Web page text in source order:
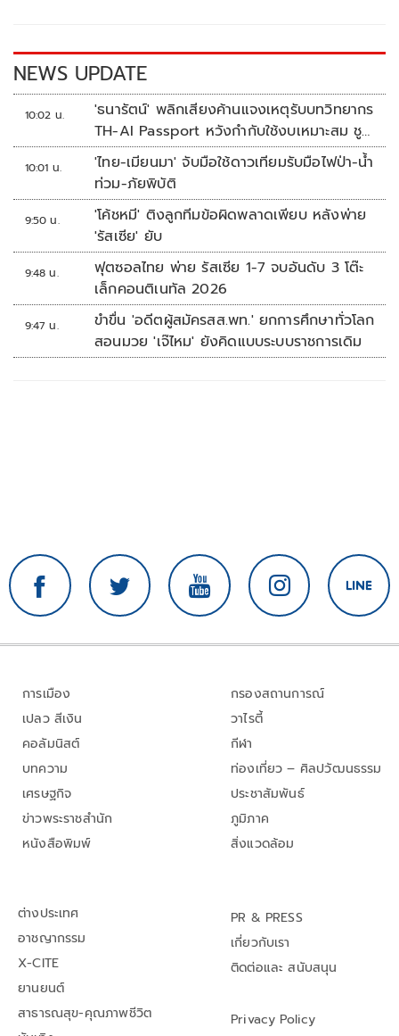
k k
NEWS UPDATE
10:02 น.
'ธนารัตน์' พลิกเสียงค้านแจงเหตุรับบทวิทยากร
TH-AI Passport หวังกำกับใช้งบเหมาะสม ชู
จุดเด่นคนไทยได้ใช้ AI ระดับโปร ลดเหลื่อมล้ำ
ทางเทคโนโลยี เซฟงบไปกว่า900ล้าน เชื่อหาก
ใช้เต็มที่เอกชนขาดทุนย่อยยับ
10:01 น.
'ไทย-เมียนมา' จับมือใช้ดาวเทียมรับมือไฟป่า-น้ำ
ท่วม-ภัยพิบัติ
9:50 น.
'โค้ชหมี' ติงลูกทีมข้อผิดพลาดเพียบ หลังพ่าย
'รัสเซีย' ยับ
9:48 น.
ฟุตซอลไทย พ่าย รัสเซีย 1-7 จบอันดับ 3 โต๊ะ
เล็กคอนติเนทัล 2026
9:47 น.
ขำขื่น 'อดีตผู้สมัครสส.พท.' ยกการศึกษาทั่วโลก
สอนมวย 'เจ๊ไหม' ยังคิดแบบระบบราชการเดิม
การเมือง
เปลว สีเงิน
คอลัมนิสต์
บทความ
เศรษฐกิจ
ข่าวพระราชสำนัก
หนังสือพิมพ์
กรองสถานการณ์
วาไรตี้
กีฬา
ท่องเที่ยว – ศิลปวัฒนธรรม
ประชาสัมพันธ์
ภูมิภาค
สิ่งแวดล้อม
ต่างประเทศ
อาชญากรรม
X-CITE
ยานยนต์
สาธารณสุข-คุณภาพชีวิต
PR & PRESS
เกี่ยวกับเรา
ติดต่อและ สนับสนุน
Privacy Policy